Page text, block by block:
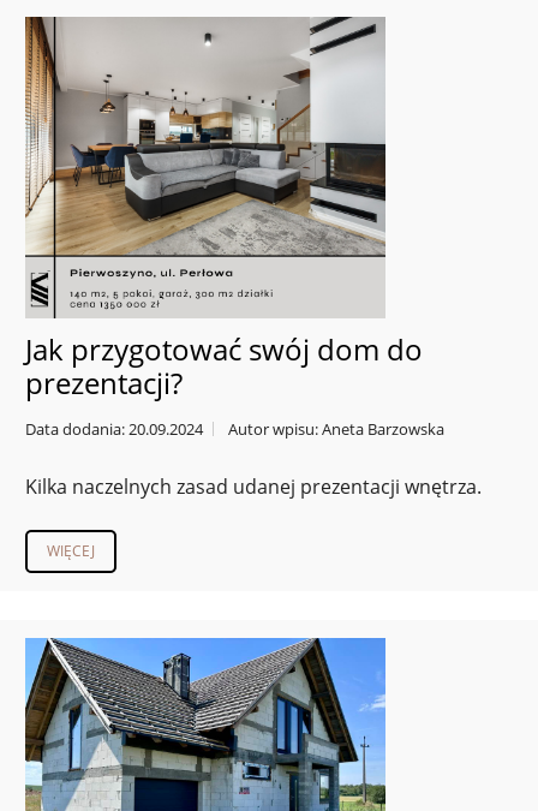
Jak przygotować swój dom do
prezentacji?
Data dodania: 20.09.2024 Autor wpisu: Aneta Barzowska
Kilka naczelnych zasad udanej prezentacji wnętrza.
WIĘCEJ